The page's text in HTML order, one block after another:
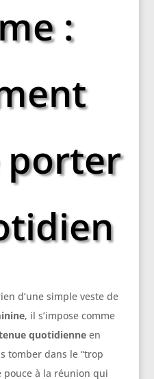
:
porter
d’une simple veste de
, il s’impose comme
quotidienneen
tomber dans le “trop
pouce à la réunion qui